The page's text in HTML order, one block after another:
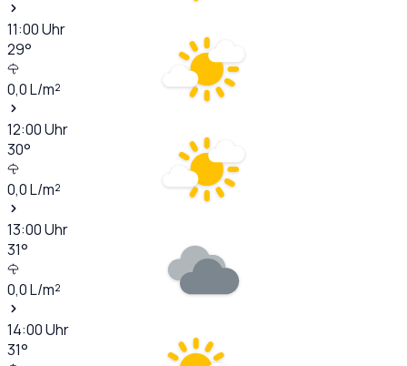
11:00Uhr
29°
0,0L/m²
12:00Uhr
30°
0,0L/m²
13:00Uhr
31°
0,0L/m²
14:00Uhr
31°